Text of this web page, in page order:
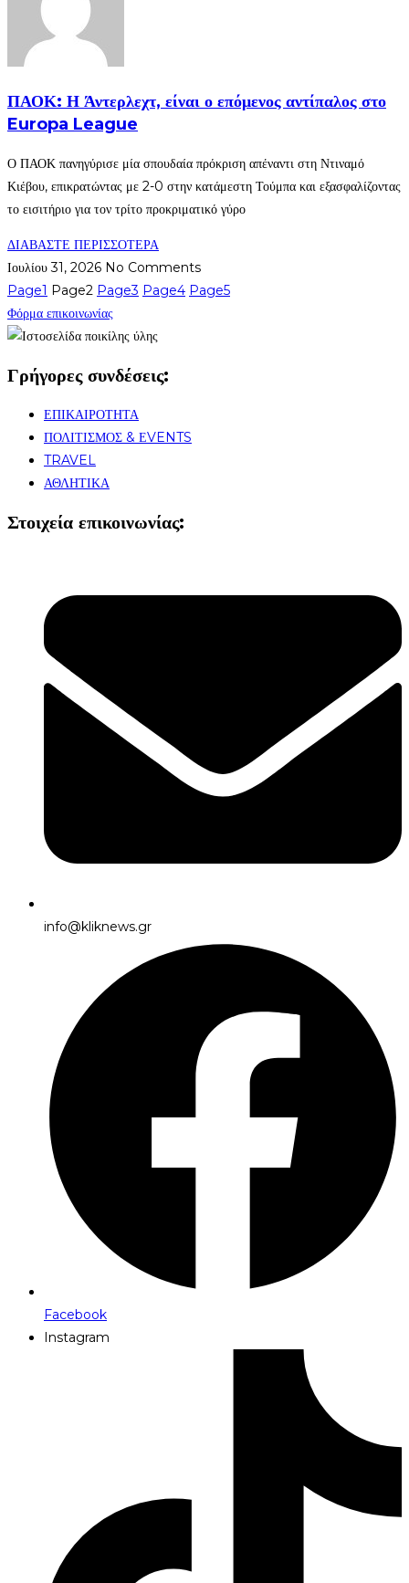
ΠΑΟΚ: Η Άντερλεχτ, είναι ο επόμενος αντίπαλος στο
Europa League
Ο ΠΑΟΚ πανηγύρισε μία σπουδαία πρόκριση απέναντι στη Ντιναμό
Κιέβου, επικρατώντας με 2-0 στην κατάμεστη Τούμπα και εξασφαλίζοντας
το εισιτήριο για τον τρίτο προκριματικό γύρο
ΔΙΑΒΑΣΤΕ ΠΕΡΙΣΣΟΤΕΡΑ
Ιουλίου 31, 2026 No Comments
Page1 Page2 Page3 Page4 Page5
Φόρμα επικοινωνίας
Γρήγορες συνδέσεις:
ΕΠΙΚΑΙΡΟΤΗΤΑ
ΠΟΛΙΤΙΣΜΟΣ & ΕVENTS
TRAVEL
ΑΘΛΗΤΙΚΑ
Στοιχεία επικοινωνίας:
info@kliknews.gr
Facebook
Instagram